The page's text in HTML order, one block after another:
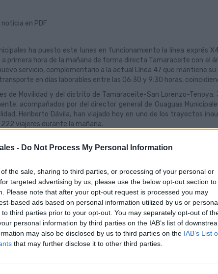
- Do Not Process My Personal Information
the sale, sharing to third parties, or processing of your personal or
targeted advertising by us, please use the below opt-out section to
Please note that after your opt-out request is processed you may
based ads based on personal information utilized by us or
third parties prior to your opt-out. You may separately opt-out of
personal information by third parties on the IAB’s list of
may also be disclosed by us to third parties on the IAB’s List
that may further disclose it to other third parties.
en PDF
ha puesto este lunes en funcionamiento la línea exprés
primera hora de la mañana de forma directa Tamaraceite con el
servicio, complementario a la actual Línea 47 que mantiene
en días laborables entre las 06:30 y 9:30 horas,
de Movilidad y del distrito de Tamaraceite-San Lorenzo-Tenoya,
acompañados por del director general de Guaguas
Heriberto Dávila, han viajado hoy en uno de los trayectos
viajeros durante la mañana.
ahorro considerable de tiempo para aquellos vecinos que viajen de
30 minutos y resulta más cómodo”, ha precisado Ramírez,
tiene previsto poner en marcha en primavera otra línea exprés
Galdós.
la concejala del distrito Tamaraceite-San Lorenzo-Tenoya,
para aquellos vecinos del distrito que acuden a sus puestos de
al colegio en la zona Santa Catalina - Puerto. “Sin duda
comprobado la eficacia de este servicio exprés, que nos ha
Puerto en la mitad del tiempo habitual”, ha subrayado Sanz a su
donde tiene siete salidas cada media hora a partir de las
y tiene paradas en Pepe Dámaso 43, Pepe Dámaso 17, César
85, Mesa y López (centro de salud de Alcaravaneras), Base Naval,
5, Agustín Millares Sall (edificio Mapfre) y Manuel Becerra